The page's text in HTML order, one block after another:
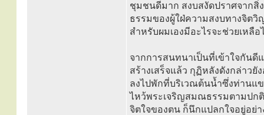
ชุมชนดีมาก สงบสงัดปราศจากสิ่
ธรรมของผู้ใฝ่ความสงบทางจิต
สำหรับผมเองมีอะไรจะช่วยเหลื
จากการสนทนาเป็นที่เข้าใจกัน
สร้างเสร็จแล้ว กุฏิหลังดังกล่าว
ลงไปพักที่บริเวณต้นน้ำซึ่งท่านแ
ไหว้พระเจริญสมณธรรมตามปก
จิตใจของตน ก็นึกแปลกใจอยู่อย่